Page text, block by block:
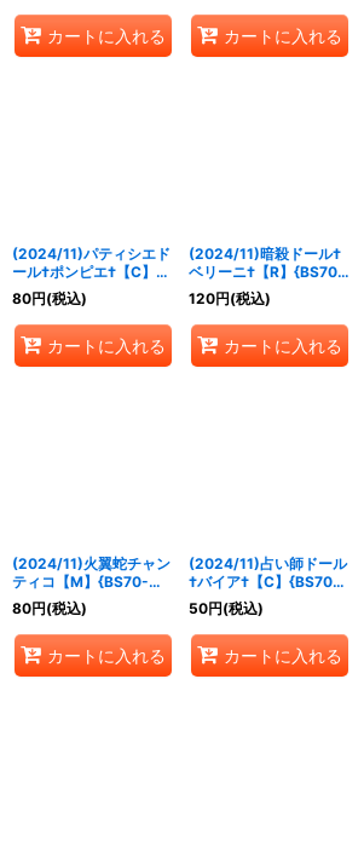
カートに入れる カートに入れる
(2024/11)パティシエド
ール†ポンピエ†【C】
{BS70-016}《紫》
80円(税込)
カートに入れる
(2024/11)暗殺ドール†
ベリーニ†【R】{BS70-
017}《紫》
120円(税込)
カートに入れる
(2024/11)火翼蛇チャン
ティコ【M】{BS70-
019}《紫》
80円(税込)
カートに入れる
(2024/11)占い師ドール
†バイア†【C】{BS70-
020}《紫》
50円(税込)
カートに入れる